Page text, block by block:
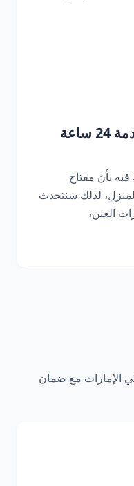
مفاتيح سيارات العين | خدمة 24 ساعة
بأن مفتاح
لذلك سنتحدث
العين،
الإمارات مع ضمان